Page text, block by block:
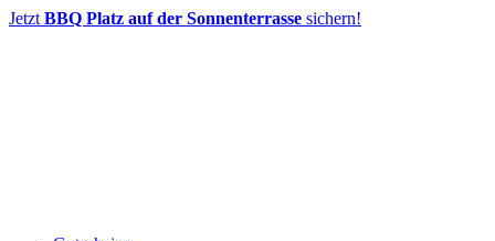
Jetzt BBQ Platz auf der Sonnenterrasse sichern!